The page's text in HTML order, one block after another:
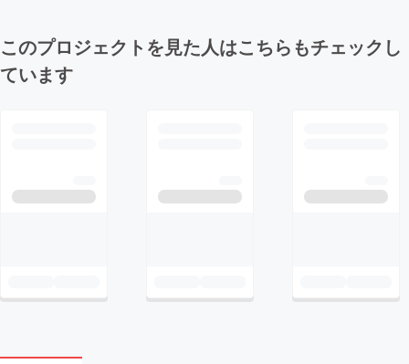
このプロジェクトを見た人はこちらもチェックし
ています